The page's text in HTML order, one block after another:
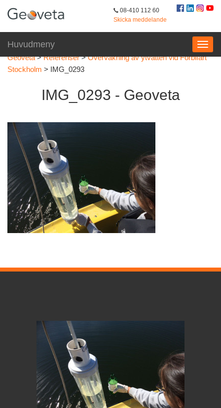
08-410 112 60
Skicka meddelande
Huvudmeny
Geoveta>Referenser>Övervakning av ytvatten vid Förbifart
Stockholm > IMG_0293
IMG_0293 - Geoveta